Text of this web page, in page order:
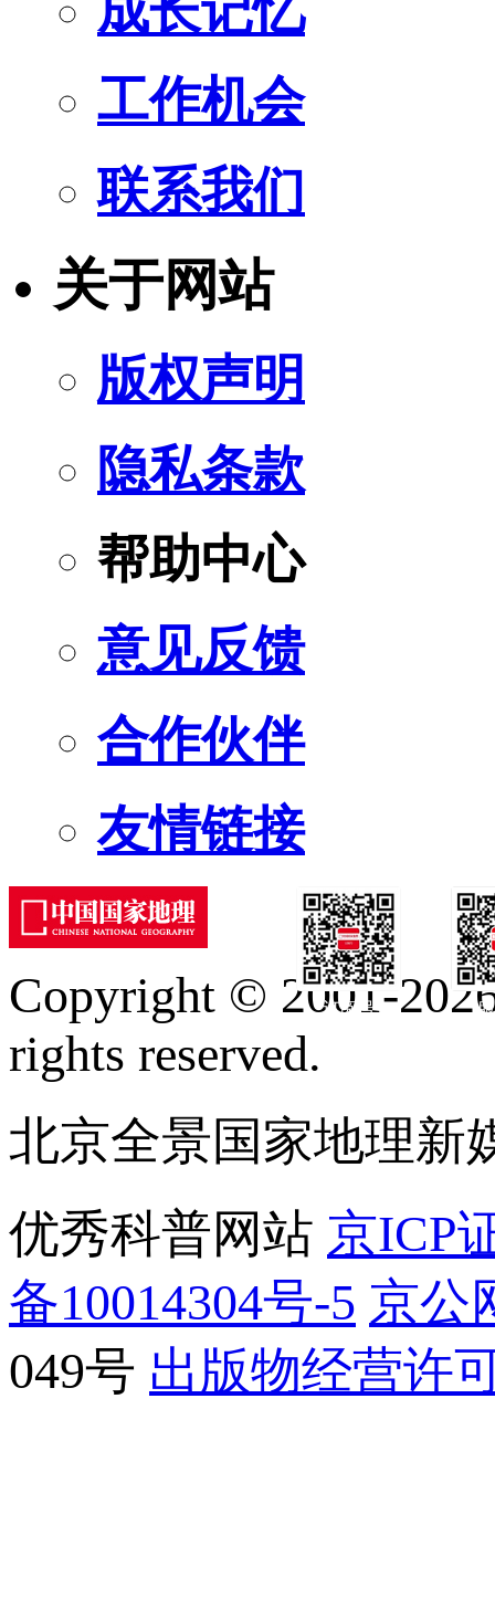
工作机会
联系我们
关于网站
版权声明
隐私条款
帮助中心
意见反馈
合作伙伴
友情链接
订阅号
Copyright © 2001-
rights reserved.
北京全景国家地理新
优秀科普网站 京ICP
备10014304号-5 京公
049号 出版物经营许